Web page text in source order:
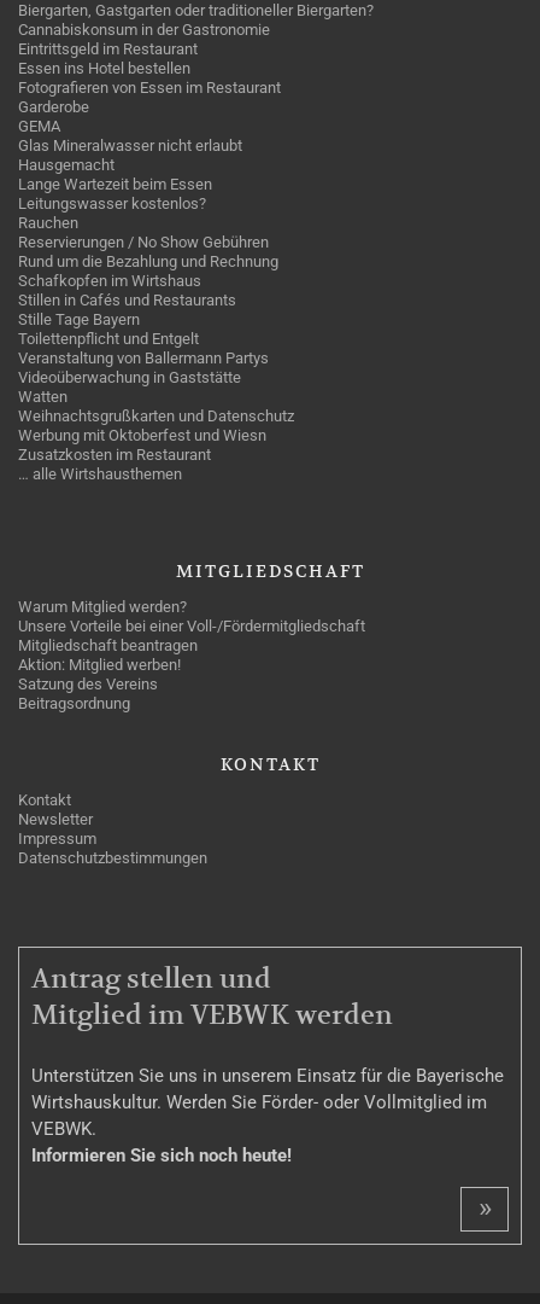
Biergarten, Gastgarten oder traditioneller Biergarten?
Cannabiskonsum in der Gastronomie
Eintrittsgeld im Restaurant
Essen ins Hotel bestellen
Fotografieren von Essen im Restaurant
Garderobe
GEMA
Glas Mineralwasser nicht erlaubt
Hausgemacht
Lange Wartezeit beim Essen
Leitungswasser kostenlos?
Rauchen
Reservierungen / No Show Gebühren
Rund um die Bezahlung und Rechnung
Schafkopfen im Wirtshaus
Stillen in Cafés und Restaurants
Stille Tage Bayern
Toilettenpflicht und Entgelt
Veranstaltung von Ballermann Partys
Videoüberwachung in Gaststätte
Watten
Weihnachtsgrußkarten und Datenschutz
Werbung mit Oktoberfest und Wiesn
Zusatzkosten im Restaurant
… alle Wirtshausthemen
MITGLIEDSCHAFT
Warum Mitglied werden?
Unsere Vorteile bei einer Voll-/Fördermitgliedschaft
Mitgliedschaft beantragen
Aktion: Mitglied werben!
Satzung des Vereins
Beitragsordnung
KONTAKT
Kontakt
Newsletter
Impressum
Datenschutzbestimmungen
MITGLIEDSCHAFT
Antrag stellen und
Mitglied im VEBWK werden
Unterstützen Sie uns in unserem Einsatz für die Bayerische
Wirtshauskultur. Werden Sie Förder- oder Vollmitglied im
VEBWK.
Informieren Sie sich noch heute!
»